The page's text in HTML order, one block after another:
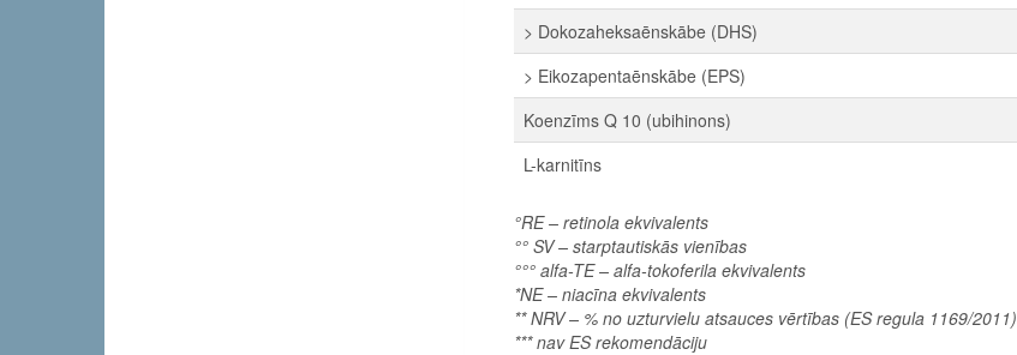
> Dokozaheksaēnskābe (DHS)
> Eikozapentaēnskābe (EPS)
Koenzīms Q 10 (ubihinons)
L-karnitīns
°RE – retinola ekvivalents
°° SV – starptautiskās vienības
°°° alfa-TE – alfa-tokoferila ekvivalents
*NE – niacīna ekvivalents
** NRV – % no uzturvielu atsauces vērtības (ES regula 1169/2011)
*** nav ES rekomendāciju